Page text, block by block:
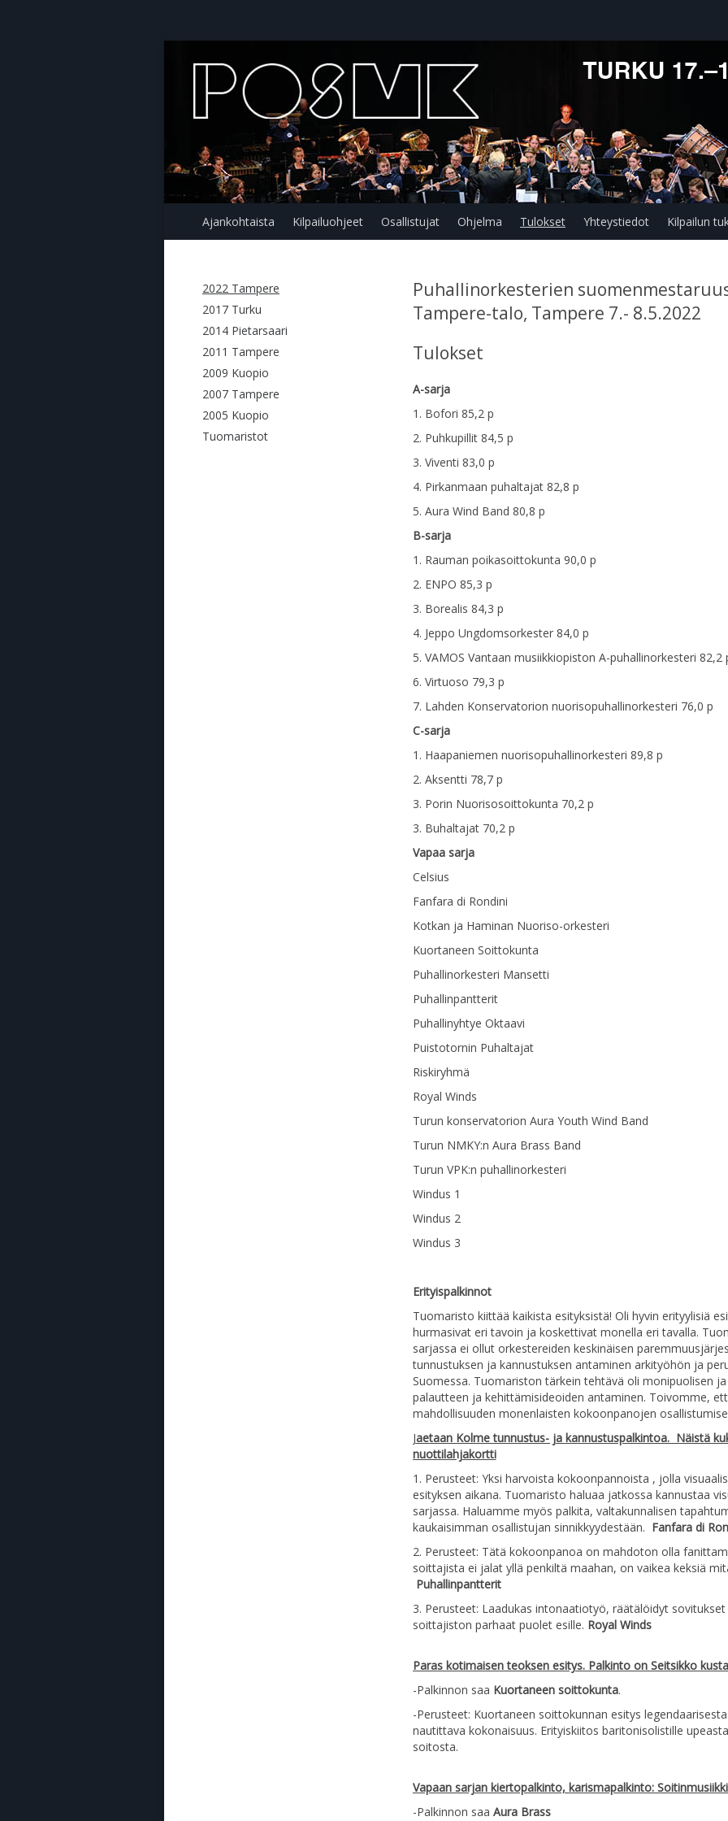
Ajankohtaista Kilpailuohjeet Osallistujat Ohjelma Tulokset Yhteystiedot Kilpailun
2022 Tampere
2017 Turku
2014 Pietarsaari
2011 Tampere
2009 Kuopio
2007 Tampere
2005 Kuopio
Tuomaristot
Puhallinorkesterien
Tampere-talo, Tampere 7.- 8.5.2022
Tulokset
A-sarja
1. Bofori 85,2 p
2. Puhkupillit 84,5 p
3. Viventi 83,0 p
4. Pirkanmaan puhaltajat 82,8 p
5. Aura Wind Band 80,8 p
B-sarja
1. Rauman poikasoittokunta 90,0 p
2. ENPO 85,3 p
3. Borealis 84,3 p
4. Jeppo Ungdomsorkester 84,0 p
5. VAMOS Vantaan musiikkiopiston A-puhallinorkesteri 82,2
6. Virtuoso 79,3 p
7. Lahden Konservatorion nuorisopuhallinorkesteri 76,0 p
C-sarja
1. Haapaniemen nuorisopuhallinorkesteri 89,8 p
2. Aksentti 78,7 p
3. Porin Nuorisosoittokunta 70,2 p
3. Buhaltajat 70,2 p
Vapaa sarja
Celsius
Fanfara di Rondini
Kotkan ja Haminan Nuoriso-orkesteri
Kuortaneen Soittokunta
Puhallinorkesteri Mansetti
Puhallinpantterit
Puhallinyhtye Oktaavi
Puistotornin Puhaltajat
Riskiryhmä
Royal Winds
Turun konservatorion Aura Youth Wind Band
Turun NMKY:n Aura Brass Band
Turun VPK:n puhallinorkesteri
Windus 1
Windus 2
Windus 3
Erityispalkinnot
Tuomaristo kiittää kaikista esityksistä! Oli hyvin erityylisiä
hurmasivat eri tavoin ja koskettivat monella eri tavalla.
sarjassa ei ollut orkestereiden keskinäisen
tunnustuksen ja kannustuksen antaminen arkityöhön ja
Suomessa. Tuomariston tärkein tehtävä oli monipuolisen
palautteen ja kehittämisideoiden antaminen. Toivomme,
mahdollisuuden monenlaisten kokoonpanojen
Jaetaan Kolme tunnustus- ja kannustuspalkintoa. Näistä
nuottilahjakortti
1. Perusteet: Yksi harvoista kokoonpannoista , jolla
esityksen aikana. Tuomaristo haluaa jatkossa kannustaa
sarjassa. Haluamme myös palkita, valtakunnalisen
kaukaisimman osallistujan sinnikkyydestään. Fanfara di
2. Perusteet: Tätä kokoonpanoa on mahdoton olla
soittajista ei jalat yllä penkiltä maahan, on vaikea keksiä
Puhallinpantterit
3. Perusteet: Laadukas intonaatiotyö, räätälöidyt
soittajiston parhaat puolet esille. Royal Winds
Paras kotimaisen teoksen esitys. Palkinto on Seitsikko
-Palkinnon saa Kuortaneen soittokunta.
-Perusteet: Kuortaneen soittokunnan esitys
nautittava kokonaisuus. Erityiskiitos baritonisolistille
soitosta.
Vapaan sarjan kiertopalkinto, karismapalkinto:
-Palkinnon saa Aura Brass